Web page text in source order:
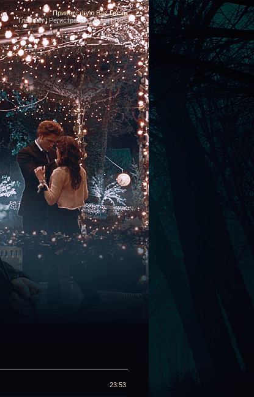
Приветствую Вас Гость
Главная|Регистрация|Вход|RSS
23:53